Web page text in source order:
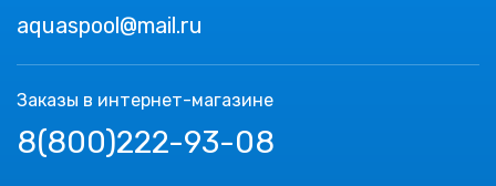
aquaspool@mail.ru
Заказы в интернет-магазине
8(800)222-93-08